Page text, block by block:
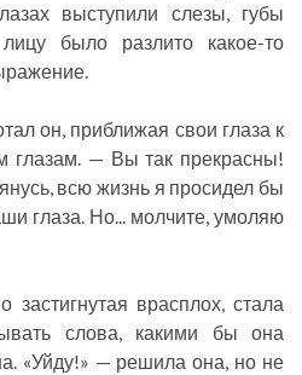
выступили слезы, губы
было разлито какое-то
он, приближая свои глаза к
глазам. — Вы так прекрасны!
всю жизнь я просидел бы
глаза. Но... молчите, умоляю
врасплох, стала
слова, какими бы она
«Уйду!» — решила она, но не